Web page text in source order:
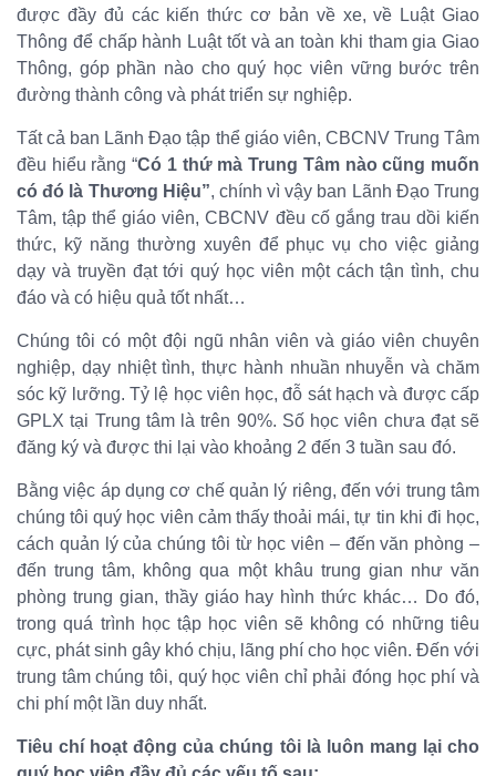
được đầy đủ các kiến thức cơ bản về xe, về Luật Giao
Thông để chấp hành Luật tốt và an toàn khi tham gia Giao
Thông, góp phần nào cho quý học viên vững bước trên
đường thành công và phát triển sự nghiệp.
Tất cả ban Lãnh Đạo tập thể giáo viên, CBCNV Trung Tâm
đều hiểu rằng “Có 1 thứ mà Trung Tâm nào cũng muốn
có đó là Thương Hiệu”, chính vì vậy ban Lãnh Đạo Trung
Tâm, tập thể giáo viên, CBCNV đều cố gắng trau dồi kiến
thức, kỹ năng thường xuyên để phục vụ cho việc giảng
dạy và truyền đạt tới quý học viên một cách tận tình, chu
đáo và có hiệu quả tốt nhất…
Chúng tôi có một đội ngũ nhân viên và giáo viên chuyên
nghiệp, dạy nhiệt tình, thực hành nhuần nhuyễn và chăm
sóc kỹ lưỡng. Tỷ lệ học viên học, đỗ sát hạch và được cấp
GPLX tại Trung tâm là trên 90%. Số học viên chưa đạt sẽ
đăng ký và được thi lại vào khoảng 2 đến 3 tuần sau đó.
Bằng việc áp dụng cơ chế quản lý riêng, đến với trung tâm
chúng tôi quý học viên cảm thấy thoải mái, tự tin khi đi học,
cách quản lý của chúng tôi từ học viên – đến văn phòng –
đến trung tâm, không qua một khâu trung gian như văn
phòng trung gian, thầy giáo hay hình thức khác… Do đó,
trong quá trình học tập học viên sẽ không có những tiêu
cực, phát sinh gây khó chịu, lãng phí cho học viên. Đến với
trung tâm chúng tôi, quý học viên chỉ phải đóng học phí và
chi phí một lần duy nhất.
Tiêu chí hoạt động của chúng tôi là luôn mang lại cho